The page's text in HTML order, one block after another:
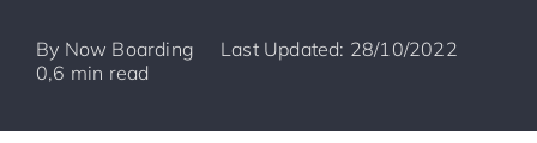
By Now Boarding
Last Updated: 28/10/2022
0,6 min read